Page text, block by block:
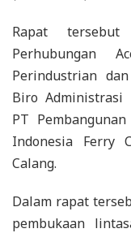
Rapat
Perhubungan
Perindustrian
Biro Administrasi
PT
Indonesia Ferry
Calang.
Dalam rapat
pembukaan